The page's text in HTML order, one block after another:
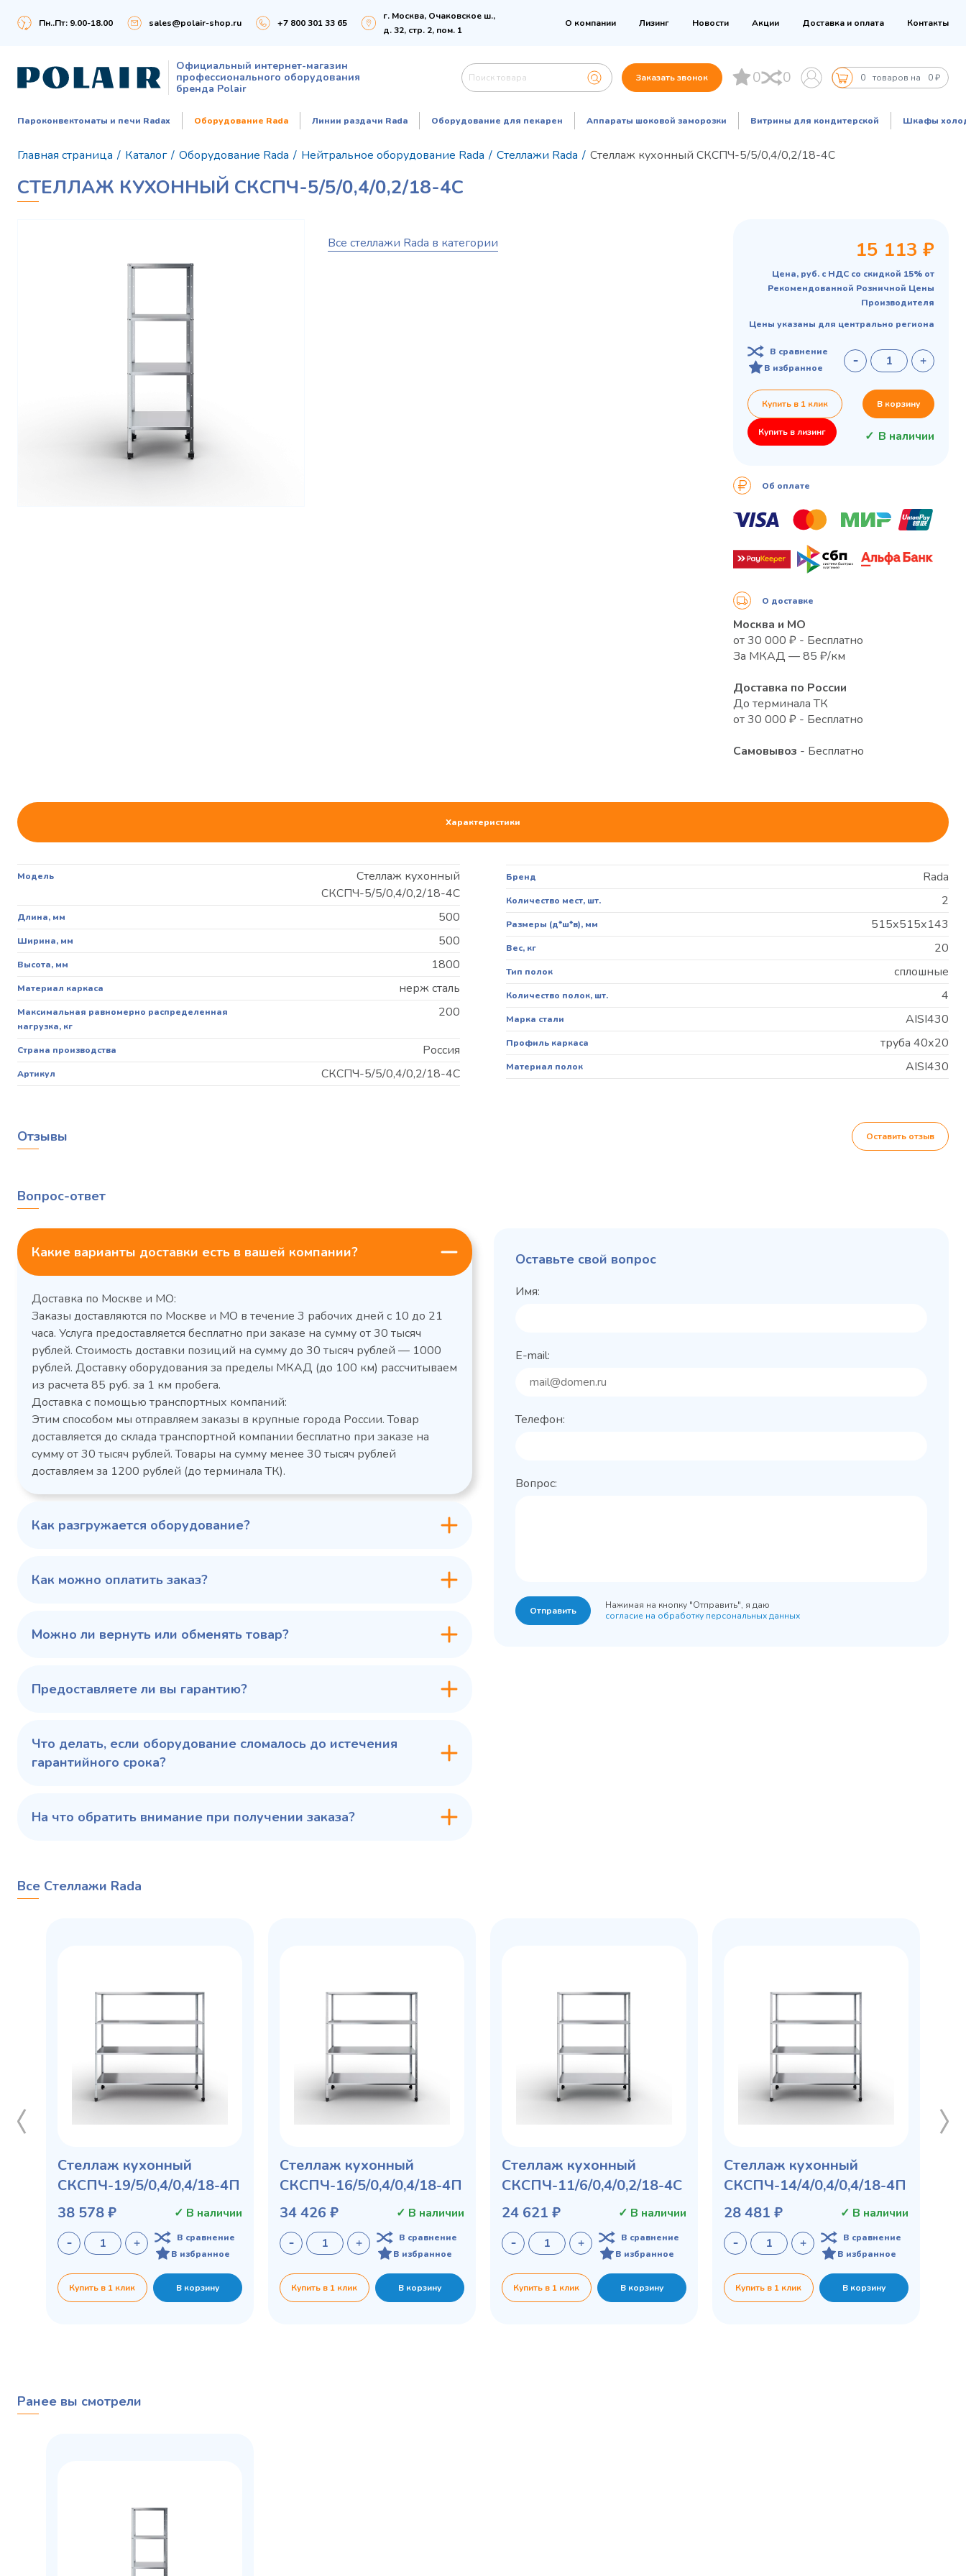
Пн..Пт: 9.00-18.00 sales@polair-shop.ru +7 800 301 33 65
г. Москва, Очаковское ш.,
д. 32, стр. 2, пом. 1
О компании Лизинг Новости Акции Доставка и оплата Контакты
Официальный интернет-магазин
профессионального оборудования
бренда Polair
Заказать звонок 0 0 0 товаров на 0 ₽
Пароконвектоматы и печи Radax Оборудование Rada Линии раздачи Rada Оборудование для пекарен Аппараты шоковой заморозки Витрины для кондитерской Шкафы
Главная страница / Каталог / Оборудование Rada / Нейтральное оборудование Rada / Стеллажи Rada / Стеллаж кухонный СКСПЧ-5/5/0,4/0,2/18-4С
СТЕЛЛАЖ КУХОННЫЙ СКСПЧ-5/5/0,4/0,2/18-4С
Все стеллажи Rada в категории 15 113 ₽
Цена, руб. с НДС со скидкой 15% от
Рекомендованной Розничной Цены
Производителя
Цены указаны для центрально региона
В сравнение
В избранное
Купить в 1 клик В корзину
Купить в лизинг В наличии
Об оплате
О доставке
Москва и МО
от 30 000 ₽ - Бесплатно
За МКАД — 85 ₽/км
Доставка по России
До терминала ТК
от 30 000 ₽ - Бесплатно
Самовывоз - Бесплатно
Характеристики
Модель
Стеллаж кухонный
СКСПЧ-5/5/0,4/0,2/18-4С
Длина, мм 500
Ширина, мм 500
Высота, мм 1800
Материал каркаса нерж сталь
Максимальная равномерно распределенная
нагрузка, кг
200
Страна производства Россия
Артикул СКСПЧ-5/5/0,4/0,2/18-4С
Бренд Rada
Количество мест, шт. 2
Размеры (д*ш*в), мм 515х515х143
Вес, кг 20
Тип полок сплошные
Количество полок, шт. 4
Марка стали AISI430
Профиль каркаса труба 40х20
Материал полок AISI430
Холодильный шкаф Polair
CM105-G из нержавеющей
стали
Расход
электроэнергии за
сутки, кВт/ч, не
3,5
размеры (Д х Ш х В),
режим, °C
100 343 ₽ ✓ В наличии
Холодильный стол Polair
TM2-G
среднетемпературный
Артикул 1050421d
Габаритные
размеры (Д х Ш х В),
мм
1200x605x850/91
0
Серия столов
Grande -
102 797 ₽ ✓ В наличии
Холодильный
Polair ШХФ-0,2
Расход
Габаритные
60 775 ₽
Отзывы Оставить отзыв
Вопрос-ответ
Какие варианты доставки есть в вашей компании?
Доставка по Москве и МО:
Заказы доставляются по Москве и МО в течение 3 рабочих дней с 10 до 21
часа. Услуга предоставляется бесплатно при заказе на сумму от 30 тысяч
рублей. Стоимость доставки позиций на сумму до 30 тысяч рублей — 1000
рублей. Доставку оборудования за пределы МКАД (до 100 км) рассчитываем
из расчета 85 руб. за 1 км пробега.
Доставка с помощью транспортных компаний:
Этим способом мы отправляем заказы в крупные города России. Товар
доставляется до склада транспортной компании бесплатно при заказе на
сумму от 30 тысяч рублей. Товары на сумму менее 30 тысяч рублей
доставляем за 1200 рублей (до терминала ТК).
Как разгружается оборудование?
Как можно оплатить заказ?
Можно ли вернуть или обменять товар?
Предоставляете ли вы гарантию?
Что делать, если оборудование сломалось до истечения
гарантийного срока?
На что обратить внимание при получении заказа?
Оставьте свой вопрос
Имя:
E-mail:
Телефон:
Вопрос:
Отправить
Нажимая на кнопку "Отправить", я даю
согласие на обработку персональных данных
Все Стеллажи Rada
Стеллаж кухонный
СКСПЧ-19/5/0,4/0,4/18-4П
38 578 ₽
✓ В наличии
В сравнение
В избранное
Купить в 1 клик В корзину
Стеллаж кухонный
СКСПЧ-16/5/0,4/0,4/18-4П
34 426 ₽
✓ В наличии
В сравнение
В избранное
Купить в 1 клик В корзину
Стеллаж кухонный
СКСПЧ-11/6/0,4/0,2/18-4С
24 621 ₽
✓ В наличии
В сравнение
В избранное
Купить в 1 клик В корзину
Стеллаж кухонный
СКСПЧ-14/4/0,4/0,4/18-4П
28 481 ₽
✓ В наличии
В сравнение
В избранное
Купить в 1 клик В корзину
Ранее вы смотрели